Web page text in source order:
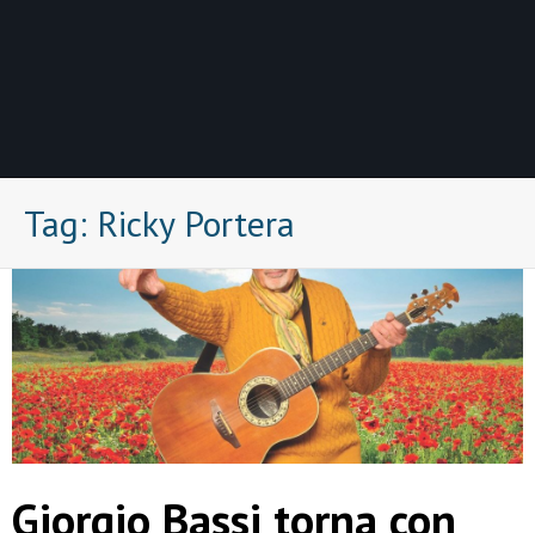
Tag: Ricky Portera
Giorgio Bassi torna con